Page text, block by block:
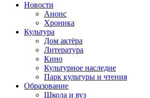
Новости
Анонс
Хроника
Культура
Дом актёра
Литература
Кино
Культурное наследие
Парк культуры и чтения
Образование
Школа и вуз